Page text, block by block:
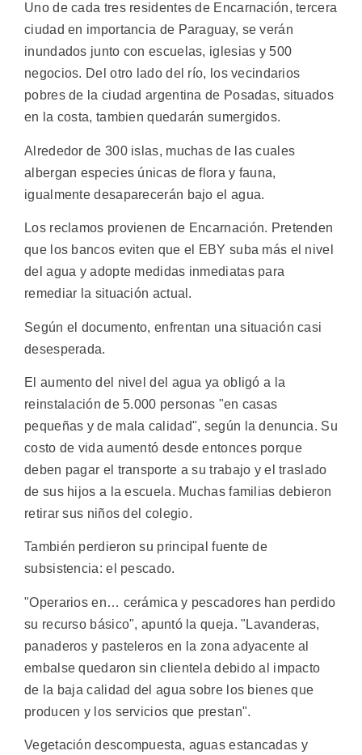
Uno de cada tres residentes de Encarnación, tercera
ciudad en importancia de Paraguay, se verán
inundados junto con escuelas, iglesias y 500
negocios. Del otro lado del río, los vecindarios
pobres de la ciudad argentina de Posadas, situados
en la costa, tambien quedarán sumergidos.
Alrededor de 300 islas, muchas de las cuales
albergan especies únicas de flora y fauna,
igualmente desaparecerán bajo el agua.
Los reclamos provienen de Encarnación. Pretenden
que los bancos eviten que el EBY suba más el nivel
del agua y adopte medidas inmediatas para
remediar la situación actual.
Según el documento, enfrentan una situación casi
desesperada.
El aumento del nivel del agua ya obligó a la
reinstalación de 5.000 personas "en casas
pequeñas y de mala calidad", según la denuncia. Su
costo de vida aumentó desde entonces porque
deben pagar el transporte a su trabajo y el traslado
de sus hijos a la escuela. Muchas familias debieron
retirar sus niños del colegio.
También perdieron su principal fuente de
subsistencia: el pescado.
"Operarios en… cerámica y pescadores han perdido
su recurso básico", apuntó la queja. "Lavanderas,
panaderos y pasteleros en la zona adyacente al
embalse quedaron sin clientela debido al impacto
de la baja calidad del agua sobre los bienes que
producen y los servicios que prestan".
Vegetación descompuesta, aguas estancadas y